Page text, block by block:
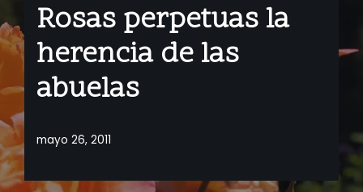
Rosas perpetuas la
herencia de las
abuelas
mayo 26, 2011